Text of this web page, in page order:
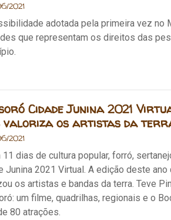
2021
adotada pela primeira vez no
que representam os direitos das
Cidade Junina 2021
valoriza os artistas da
2021
11 dias de cultura popular, forró,
Junina 2021 Virtual. A edição deste
os artistas e bandas da terra. Teve
um filme, quadrilhas, regionais e o
80 atrações.